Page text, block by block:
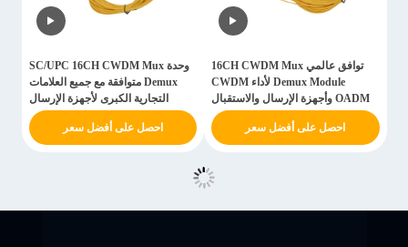
توافق عالمي 16CH CWDM Mux
Demux Module لأداء CWDM
OADM وأجهزة الإرسال والاستقبال
الرئيسية
احصل على أفضل سعر
وحدة SC/UPC 16CH CWDM Mux
Demux متوافقة مع جميع العلامات
التجارية الكبرى لأجهزة الإرسال
والاستقبال CWDM لأداء CWDM
OADMاحصل على أفضل سعر